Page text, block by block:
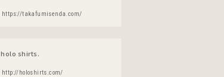
https://takafumisenda.com/
holo shirts.
http://holoshirts.com/